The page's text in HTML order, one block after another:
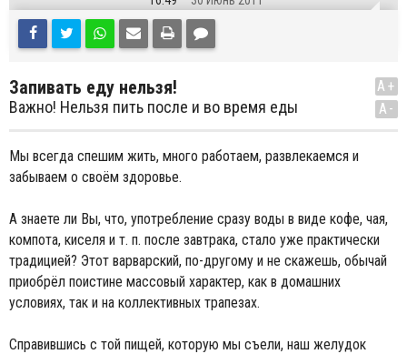
Запивать еду нельзя!
Важно! Нельзя пить после и во время еды
A+
A-
Мы всегда спешим жить, много работаем, развлекаемся и
забываем о своём здоровье.
А знаете ли Вы, что, употребление сразу воды в виде кофе, чая,
компота, киселя и т. п. после завтрака, стало уже практически
традицией? Этот варварский, по-другому и не скажешь, обычай
приобрёл поистине массовый характер, как в домашних
условиях, так и на коллективных трапезах.
Справившись с той пищей, которую мы съели, наш желудок